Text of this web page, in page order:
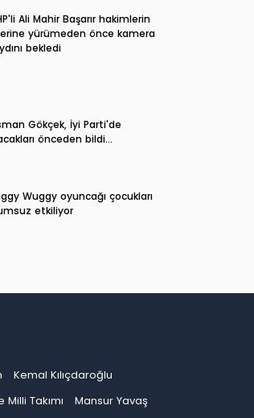
Ali Mahir Başarır hakimlerin
yürümeden önce kamera
bekledi
Gökçek, İyi Parti'de
önceden bildi...
Wuggy oyuncağı çocukları
etkiliyor
Kemal Kılıçdaroğlu
Takımı
Mansur Yavaş